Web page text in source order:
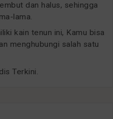
dan halus, sehingga
lama.
kain tenun ini, Kamu bisa
menghubungi salah satu
Terkini.